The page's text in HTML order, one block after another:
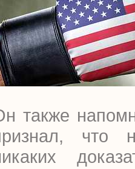
также
что